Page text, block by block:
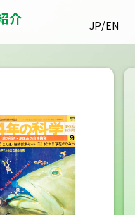
JP/EN
介